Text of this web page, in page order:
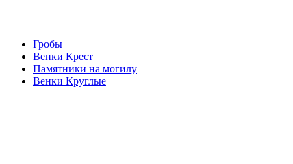
Гробы
Венки Крест
Памятники на могилу
Венки Круглые